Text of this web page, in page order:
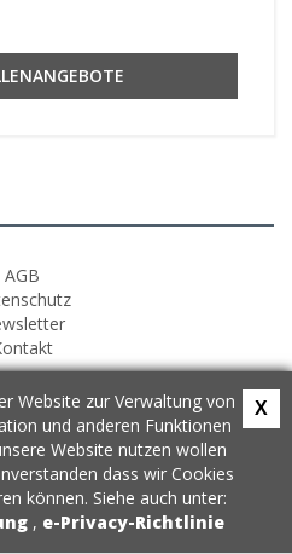
AGB
Website zur Verwaltung von
und anderen Funktionen
Website nutzen wollen
dass wir Cookies
können. Siehe auch unter:
, e-Privacy-Richtlinie
X